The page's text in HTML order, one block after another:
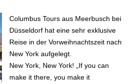
Columbus Tours aus Meerbusch bei
Düsseldorf hat eine sehr exklusive
Reise in der Vorweihnachtszeit nach
New York aufgelegt.
New York, New York! „If you can
make it there, you make it